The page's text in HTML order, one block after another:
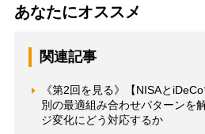
あなたにオススメ
関連記事
《第2回を見る》【NISAと
別の最適組み合わせパターン
ジ変化にどう対応するか